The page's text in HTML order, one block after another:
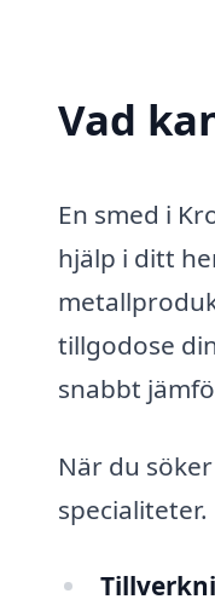
Vad
En smed i
hjälp i ditt
tillgodose
snabbt
När du